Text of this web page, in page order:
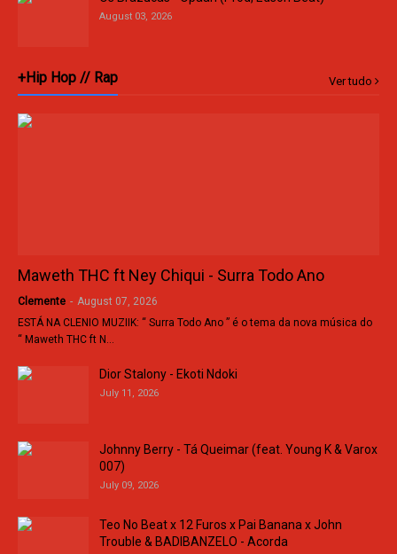
August 03, 2026
+Hip Hop // Rap Ver tudo
Maweth THC ft Ney Chiqui - Surra Todo Ano
Clemente - August 07, 2026
ESTÁ NA CLENIO MUZIIK: “ Surra Todo Ano ” é o tema da nova música do
“ Maweth THC ft N…
Dior Stalony - Ekoti Ndoki
July 11, 2026
Johnny Berry - Tá Queimar (feat. Young K & Varox
007)
July 09, 2026
Teo No Beat x 12 Furos x Pai Banana x John
Trouble & BADIBANZELO - Acorda